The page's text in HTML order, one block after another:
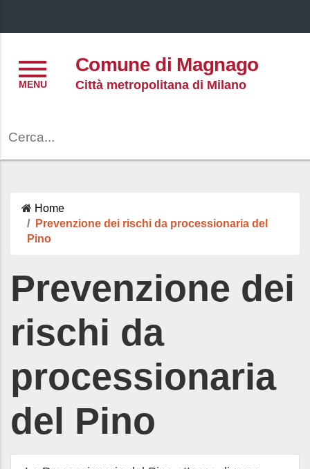
Comune di Magnago
Città metropolitana di Milano
Home
Prevenzione dei rischi da processionaria del
Pino
Prevenzione dei
rischi da
processionaria
del Pino